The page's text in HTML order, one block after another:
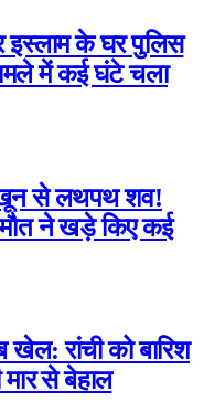
के घर पुलिस
में कई घंटे चला
खून से लथपथ शव!
मौत ने खड़े किए कई
रांची को बारिश
से बेहाल